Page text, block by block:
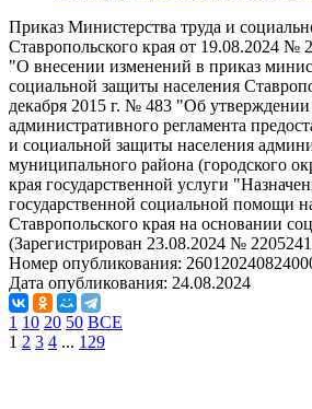
Приказ Министерства труда и
Ставропольского края от 19.08.2024 №
"О внесении изменений в приказ
социальной защиты населения
декабря 2015 г. № 483 "Об
административного регламента
и социальной защиты населения
муниципального района (городского
края государственной услуги
государственной социальной помощи
Ставропольского края на основании
(Зарегистрирован 23.08.2024 №
Номер опубликования:
Дата опубликования: 24.08.2024
1 10 20 50 ВСЕ
1 2 3 4 ... 129